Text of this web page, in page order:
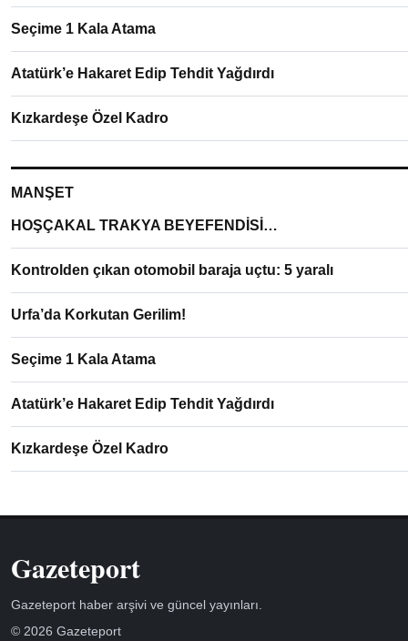
Seçime 1 Kala Atama
Atatürk’e Hakaret Edip Tehdit Yağdırdı
Kızkardeşe Özel Kadro
MANŞET
HOŞÇAKAL TRAKYA BEYEFENDİSİ…
Kontrolden çıkan otomobil baraja uçtu: 5 yaralı
Urfa’da Korkutan Gerilim!
Seçime 1 Kala Atama
Atatürk’e Hakaret Edip Tehdit Yağdırdı
Kızkardeşe Özel Kadro
Gazeteport
Gazeteport haber arşivi ve güncel yayınları.
© 2026 Gazeteport